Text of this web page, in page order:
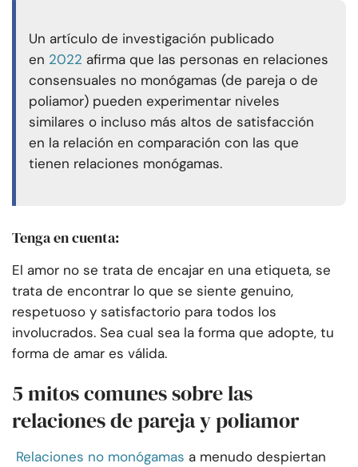
Un artículo de investigación publicado
en 2022 afirma que las personas en relaciones
consensuales no monógamas (de pareja o de
poliamor) pueden experimentar niveles
similares o incluso más altos de satisfacción
en la relación en comparación con las que
tienen relaciones monógamas.
Tenga en cuenta:
El amor no se trata de encajar en una etiqueta, se
trata de encontrar lo que se siente genuino,
respetuoso y satisfactorio para todos los
involucrados. Sea cual sea la forma que adopte, tu
forma de amar es válida.
5 mitos comunes sobre las
relaciones de pareja y poliamor
Relaciones no monógamas a menudo despiertan